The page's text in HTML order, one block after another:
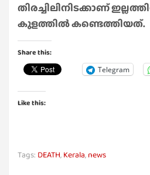
തിരച്ചിലിനിടക്കാണ്
കുളത്തിൽ കണ്ടെത്തിയത്.
Share this:
Telegram
Like this:
Tags: DEATH, Kerala, news